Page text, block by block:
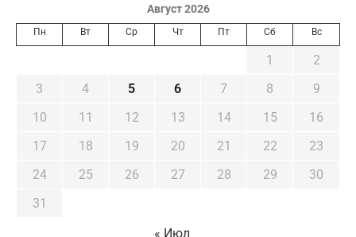
Август 2026
Пн Вт Ср Чт Пт Сб Вс
1
2
3
4 5 6 7 8
9
10
11 12 13 14 15
16
17
18 19 20 21 22
23
24
25 26 27 28 29
30
31
« Июл